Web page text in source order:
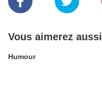
Vous aimerez aussi
Humour